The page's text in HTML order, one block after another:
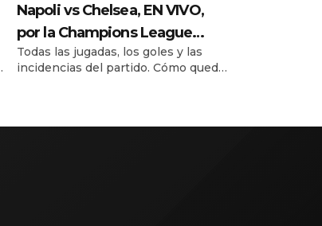
Napoli vs Chelsea, EN VIVO,
por la Champions League
2025/2026: seguí el minuto a
minuto
Todas las jugadas, los goles y las
incidencias del partido. Cómo queda
Champions League.